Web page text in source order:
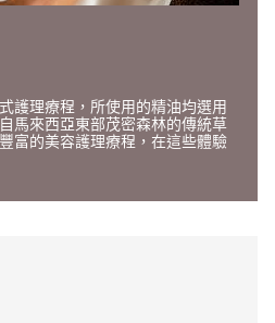
護理療程，所使用的精油均選用
馬來西亞東部茂密森林的傳統草
富的美容護理療程，在這些體驗